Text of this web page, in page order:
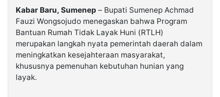
Kabarbaru.co
2026
Kabar Baru, Sumenep – Bupati Sumenep Achmad
Fauzi Wongsojudo menegaskan bahwa Program
Bantuan Rumah Tidak Layak Huni (RTLH)
merupakan langkah nyata pemerintah daerah dalam
meningkatkan kesejahteraan masyarakat,
khususnya pemenuhan kebutuhan hunian yang
layak.